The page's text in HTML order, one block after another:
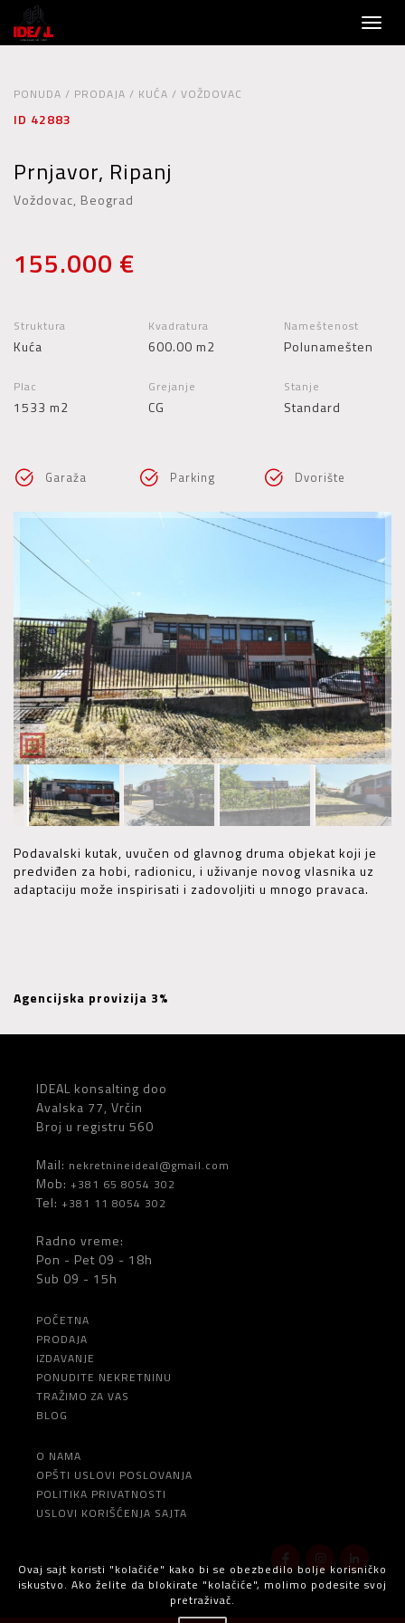
Toggle
PONUDA / PRODAJA / KUĆA / VOŽDOVAC
ID 42883
Prnjavor, Ripanj
Voždovac, Beograd
155.000 €
Struktura
Kuća
Kvadratura
600.00 m2
Nameštenost
Polunamešten
Plac
1533 m2
Grejanje
CG
Stanje
Standard
Garaža Parking Dvorište
Podavalski kutak, uvučen od glavnog druma objekat koji je
predviđen za hobi, radionicu, i uživanje novog vlasnika uz
adaptaciju može inspirisati i zadovoljiti u mnogo pravaca.
Agencijska provizija 3%
IDEAL konsalting doo
Avalska 77, Vrčin
Broj u registru 560
Mail: nekretnineideal@gmail.com
Mob: +381 65 8054 302
Tel: +381 11 8054 302
Radno vreme:
Pon - Pet 09 - 18h
Sub 09 - 15h
POČETNA
PRODAJA
IZDAVANJE
PONUDITE NEKRETNINU
TRAŽIMO ZA VAS
BLOG
O NAMA
OPŠTI USLOVI POSLOVANJA
POLITIKA PRIVATNOSTI
USLOVI KORIŠĆENJA SAJTA
Ovaj sajt koristi "kolačiće" kako bi se obezbedilo bolje korisničko
iskustvo. Ako želite da blokirate "kolačiće", molimo podesite svoj
pretraživač.